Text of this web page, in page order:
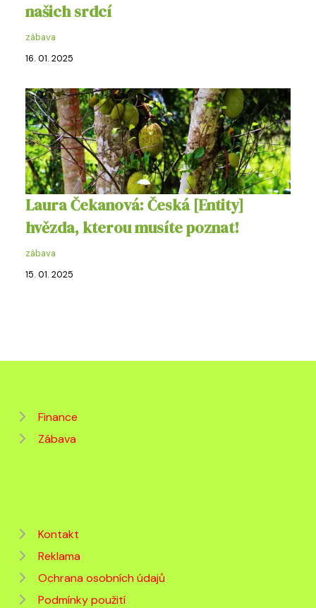
našich srdcí
zábava
16. 01. 2025
Laura Čekanová: Česká [Entity]
hvězda, kterou musíte poznat!
zábava
15. 01. 2025
Finance
Zábava
Kontakt
Reklama
Ochrana osobních údajů
Podmínky použití